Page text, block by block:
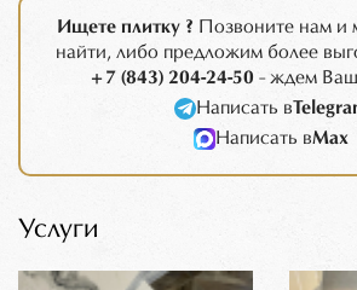
Ищете плитку ? Позвоните нам
найти, либо предложим более
+7 (843) 204-24-50 - ждем
Написать в
Написать вMax
Услуги